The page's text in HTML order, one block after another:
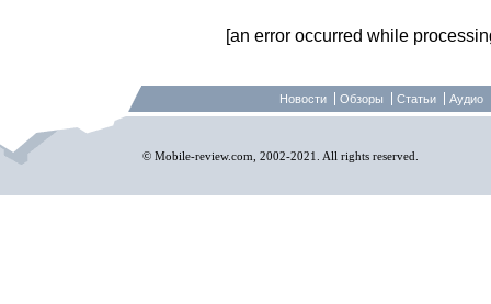
[an error occurred while
Новости Обзоры Статьи Аудио
© Mobile-review.com, 2002-2021. All rights reserved.